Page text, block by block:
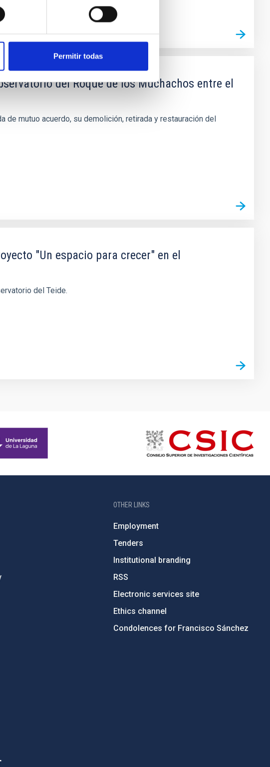
Permitir todas
del Roque de los Muchachos entre el
de mutuo acuerdo, su demolición, retirada y restauración del
"Un espacio para crecer" en el
del Teide.
OTHER LINKS
Employment
Tenders
Institutional branding
RSS
Electronic services site
Ethics channel
Condolences for Francisco Sánchez